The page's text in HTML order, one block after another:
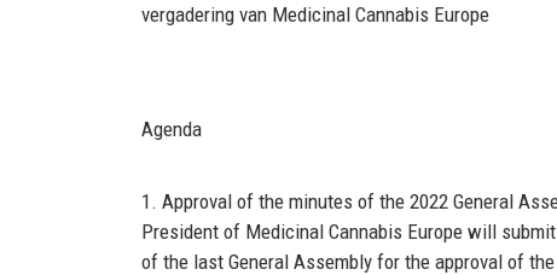
vergadering van Medicinal Cannabis Europe
Agenda
1. Approval of the minutes of the 2022 General
President of Medicinal Cannabis Europe will
of the last General Assembly for the approval of